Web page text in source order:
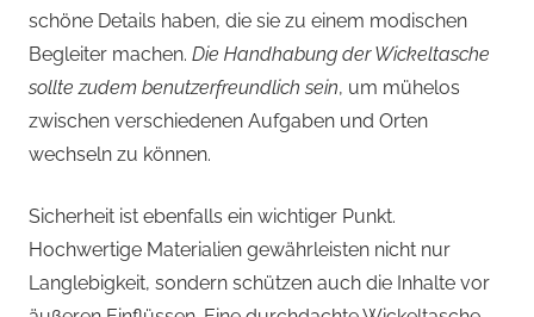
schöne Details haben, die sie zu einem modischen
Begleiter machen. Die Handhabung der Wickeltasche
sollte zudem benutzerfreundlich sein, um mühelos
zwischen verschiedenen Aufgaben und Orten
wechseln zu können.
Sicherheit ist ebenfalls ein wichtiger Punkt.
Hochwertige Materialien gewährleisten nicht nur
Langlebigkeit, sondern schützen auch die Inhalte vor